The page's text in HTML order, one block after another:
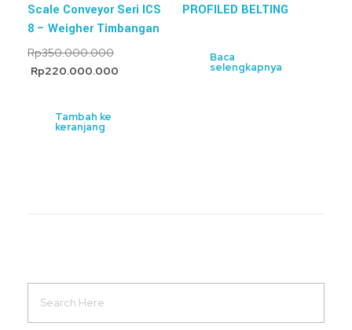
Scale Conveyor Seri ICS
8 – Weigher Timbangan
Rp350.000.000
Rp220.000.000
Tambah ke
keranjang
PROFILED BELTING
Baca
selengkapnya